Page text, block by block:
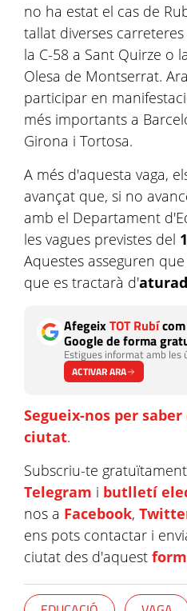
no ha estat el cas de
tallat diverses
la C-58 a Sant Quirze o
Olesa de Montserrat.
participar en
més importants a
Girona i Tortosa.
A més d'aquesta vaga,
avançat que, si no
amb el Departament
les vagues previstes del
Aquestes asseguren
que es tractarà d'
AfegeixTOT Rubí
Google de forma
Estigues informat amb
ACTIVAR ARA
Segueix-nos per
ciutat.
Subscriu-te
Telegram i butlletí
nos a Facebook,
ens pots contactar i
ciutat des d'aquest